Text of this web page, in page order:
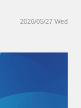
2026/05/27 Wed